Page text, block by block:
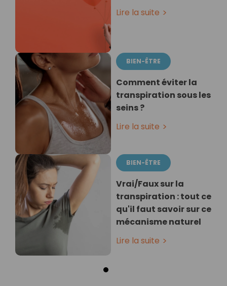
Lire la suite
BIEN-ÊTRE
Comment éviter la
transpiration sous les
seins ?
Lire la suite
BIEN-ÊTRE
Vrai/Faux sur la
transpiration : tout ce
qu'il faut savoir sur ce
mécanisme naturel
Lire la suite